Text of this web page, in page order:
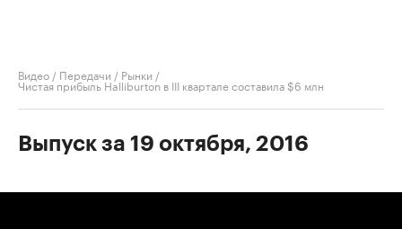
Видео / Передачи / Рынки /
Чистая прибыль Halliburton в III квартале составила $6 млн
Выпуск за 19 октября, 2016